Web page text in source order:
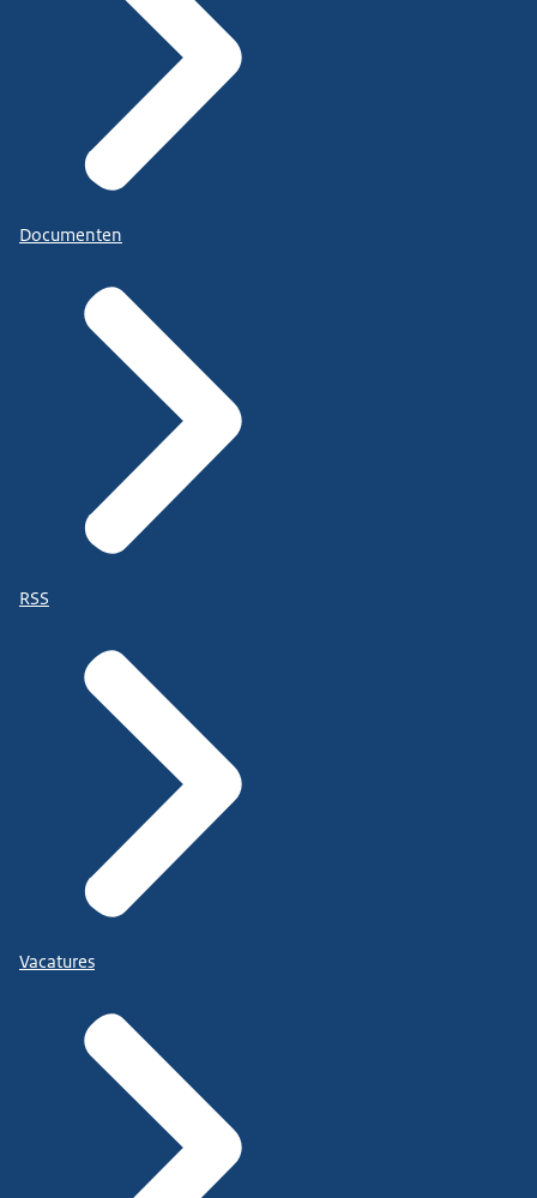
Documenten
RSS
Vacatures